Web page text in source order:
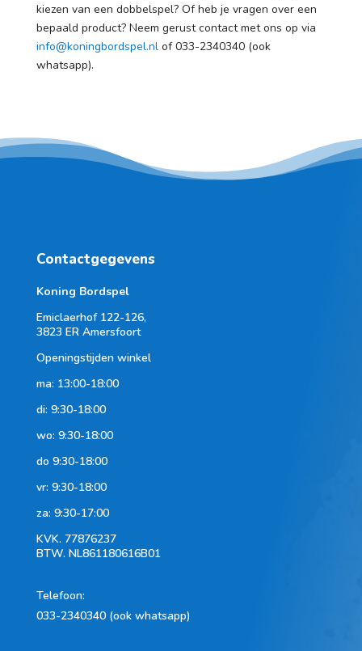
kiezen van een dobbelspel? Of heb je vragen over een
bepaald product? Neem gerust contact met ons op via
info@koningbordspel.nlof 033-2340340 (ook
whatsapp).
Contactgegevens
Koning Bordspel
Emiclaerhof 122-126,
3823 ER Amersfoort
Openingstijden winkel
ma: 13:00-18:00
di: 9:30-18:00
wo: 9:30-18:00
do 9:30-18:00
vr: 9:30-18:00
za: 9:30-17:00
KVK. 77876237
BTW. NL861180616B01
Telefoon:
033-2340340 (ook whatsapp)